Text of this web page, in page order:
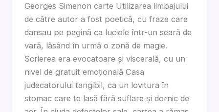
Georges Simenon carte Utilizarea limbajului
de către autor a fost poetică, cu fraze care
dansau pe pagină ca luciole într-un seară de
vară, lăsând în urmă o zonă de magie.
Scrierea era evocatoare și viscerală, cu un
nivel de gratuit emoțională Casa
judecatorului tangibil, ca un lovitura în
stomac care te lasă fără suflare și dornic de